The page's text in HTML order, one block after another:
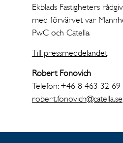
Ekblads Fastigheters
med förvärvet var
PwC och Catella.
Till pressmeddelandet
Robert Fonovich
Telefon: +46 8 463 32 69
robert.fonovich@catella.se